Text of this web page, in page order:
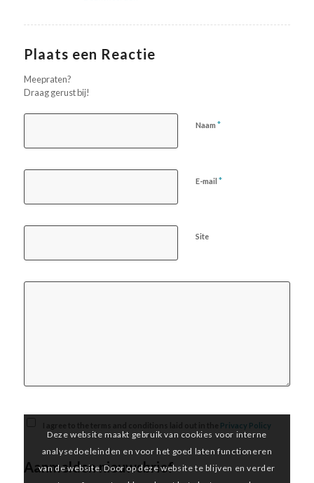
Plaats een Reactie
Meepraten?
Draag gerust bij!
Naam *
E-mail *
Site
Privacy Policy
Aanmelden nieuwsbrief
Deze website maakt gebruik van cookies voor interne
analysedoeleinden en voor het goed laten functioneren
van de website. Door op deze website te blijven en verder